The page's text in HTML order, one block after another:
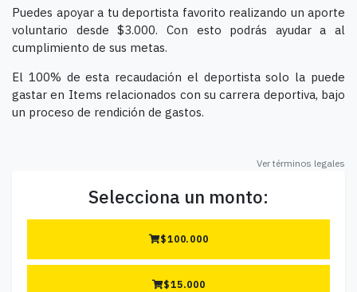
Puedes apoyar a tu deportista favorito realizando un aporte
voluntario desde $3.000. Con esto podrás ayudar a al
cumplimiento de sus metas.
El 100% de esta recaudación el deportista solo la puede
gastar en Items relacionados con su carrera deportiva, bajo
un proceso de rendición de gastos.
Ver términos legales
Selecciona un monto:
$100.000
$15.000